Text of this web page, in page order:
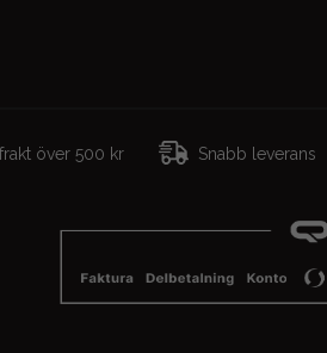
frakt över 500 kr Snabb leverans